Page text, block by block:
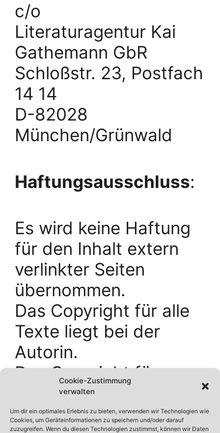
Cookie-Zustimmung
verwalten
Um dir ein optimales Erlebnis zu bieten, verwenden wir Technologien wie
Cookies, um Geräteinformationen zu speichern und/oder darauf
zuzugreifen. Wenn du diesen Technologien zustimmst, können wir Daten
c/o
Literaturagentur Kai
Gathemann GbR
Schloßstr. 23, Postfach
14 14
D-82028
München/Grünwald
Haftungsausschluss:
Es wird keine Haftung
für den Inhalt extern
verlinkter Seiten
übernommen.
Das Copyright für alle
Texte liegt bei der
Autorin.
Das Copyright für
Fotos und Videos liegt
bei Levi Kolb.